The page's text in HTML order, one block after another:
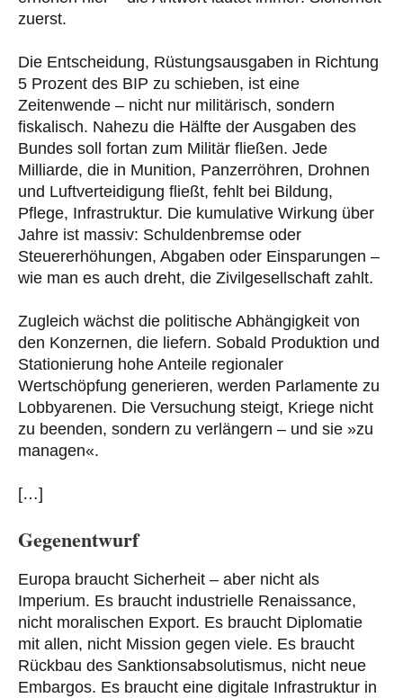
zuerst.
Die Entscheidung, Rüstungsausgaben in Richtung
5 Prozent des BIP zu schieben, ist eine
Zeitenwende – nicht nur militärisch, sondern
fiskalisch. Nahezu die Hälfte der Ausgaben des
Bundes soll fortan zum Militär fließen. Jede
Milliarde, die in Munition, Panzerröhren, Drohnen
und Luftverteidigung fließt, fehlt bei Bildung,
Pflege, Infrastruktur. Die kumulative Wirkung über
Jahre ist massiv: Schuldenbremse oder
Steuererhöhungen, Abgaben oder Einsparungen –
wie man es auch dreht, die Zivilgesellschaft zahlt.
Zugleich wächst die politische Abhängigkeit von
den Konzernen, die liefern. Sobald Produktion und
Stationierung hohe Anteile regionaler
Wertschöpfung generieren, werden Parlamente zu
Lobbyarenen. Die Versuchung steigt, Kriege nicht
zu beenden, sondern zu verlängern – und sie »zu
managen«.
[…]
Gegenentwurf
Europa braucht Sicherheit – aber nicht als
Imperium. Es braucht industrielle Renaissance,
nicht moralischen Export. Es braucht Diplomatie
mit allen, nicht Mission gegen viele. Es braucht
Rückbau des Sanktionsabsolutismus, nicht neue
Embargos. Es braucht eine digitale Infrastruktur in